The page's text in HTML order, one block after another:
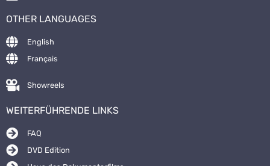
OTHER LANGUAGES
English
Français
Showreels
WEITERFÜHRENDE LINKS
FAQ
DVD Edition